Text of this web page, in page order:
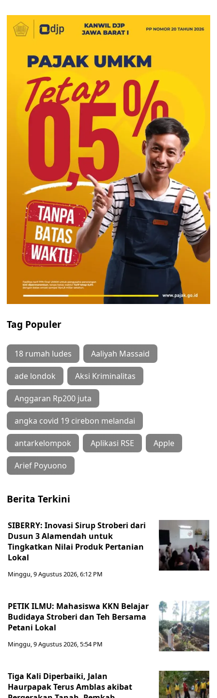
Tag Populer
18 rumah ludes Aaliyah Massaid
ade londok Aksi Kriminalitas
Anggaran Rp200 juta
angka covid 19 cirebon melandai
antarkelompok Aplikasi RSE Apple
Arief Poyuono
Berita Terkini
SIBERRY: Inovasi Sirup Stroberi dari
Dusun 3 Alamendah untuk
Tingkatkan Nilai Produk Pertanian
Lokal
Minggu, 9 Agustus 2026, 6:12 PM
PETIK ILMU: Mahasiswa KKN Belajar
Budidaya Stroberi dan Teh Bersama
Petani Lokal
Minggu, 9 Agustus 2026, 5:54 PM
Tiga Kali Diperbaiki, Jalan
Haurpapak Terus Amblas akibat